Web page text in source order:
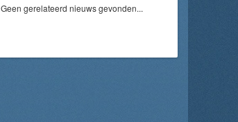
Geen gerelateerd nieuws gevonden...